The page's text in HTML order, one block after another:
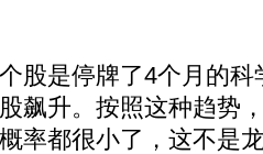
是停牌了4个月的科
飙升。按照这种趋势
率都很小了，这不是